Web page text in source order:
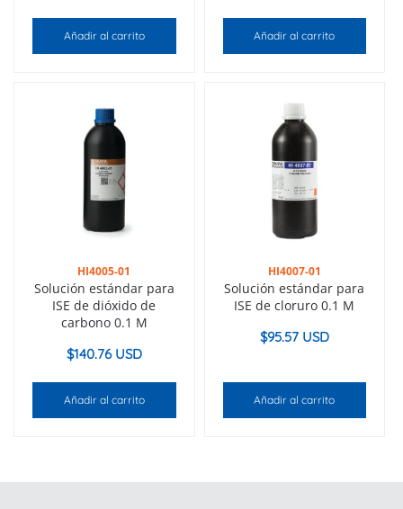
Añadir al carrito Añadir al carrito
HI4005-01
Solución estándar para
ISE de dióxido de
carbono 0.1 M
$140.76 USD
Añadir al carrito
HI4007-01
Solución estándar para
ISE de cloruro 0.1 M
$95.57 USD
Añadir al carrito